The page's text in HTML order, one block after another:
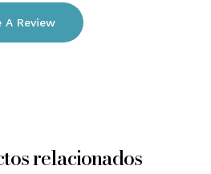
A Review
relacionados